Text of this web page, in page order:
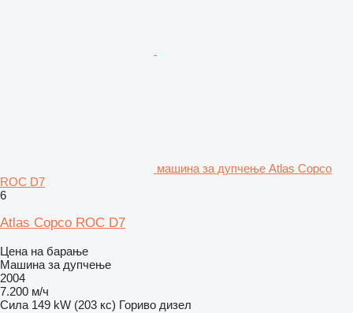
машина за дупчење Atlas Copco
ROC D7
6
Atlas Copco ROC D7
Цена на барање
Машина за дупчење
2004
7.200 м/ч
Сила 149 kW (203 кс) Гориво дизел